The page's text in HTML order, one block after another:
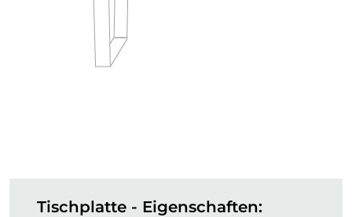
Tischplatte - Eigenschaften: